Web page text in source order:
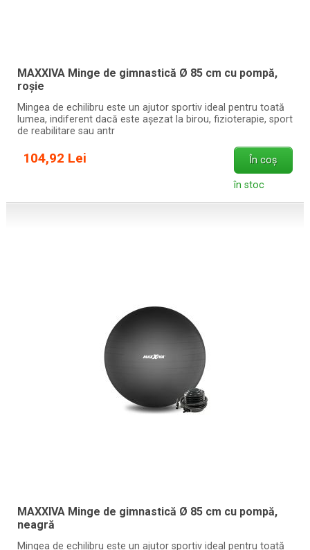
MAXXIVA Minge de gimnastică Ø 85 cm cu pompă,
roșie
Mingea de echilibru este un ajutor sportiv ideal pentru toată
lumea, indiferent dacă este așezat la birou, fizioterapie, sport
de reabilitare sau antr
104,92 Lei În coș
în stoc
MAXXIVA Minge de gimnastică Ø 85 cm cu pompă,
neagră
Mingea de echilibru este un ajutor sportiv ideal pentru toată